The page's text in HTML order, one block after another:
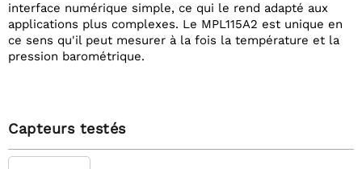
interface numérique simple, ce qui le rend adapté aux
applications plus complexes. Le MPL115A2 est unique en
ce sens qu'il peut mesurer à la fois la température et la
pression barométrique.
Capteurs testés